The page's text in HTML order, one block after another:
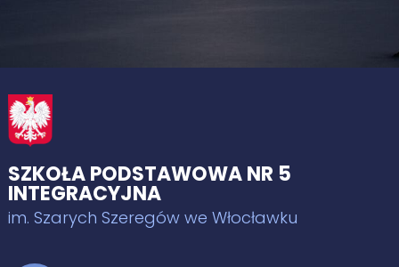
SZKOŁA PODSTAWOWA NR 5
INTEGRACYJNA
im. Szarych Szeregów we Włocławku